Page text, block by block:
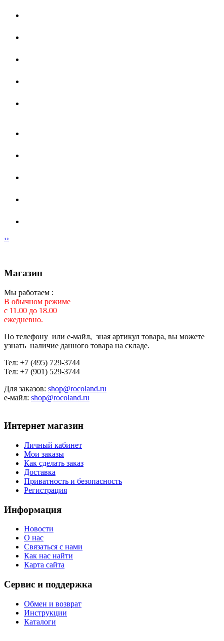
‹›
Магазин
Мы работаем :
В обычном режиме
с 11.00 до 18.00
ежедневно.
По телефону или е-майл, зная артикул товара, вы можете
узнать наличие данного товара на складе.
Тел: +7 (495) 729-3744
Тел: +7 (901) 529-3744
Для заказов: shop@rocoland.ru
е-майл: shop@rocoland.ru
Интернет магазин
Личный кабинет
Мои заказы
Как сделать заказ
Доставка
Приватность и безопасность
Регистрация
Информация
Новости
О нас
Связаться с нами
Как нас найти
Карта сайта
Сервис и поддержка
Обмен и возврат
Инструкции
Каталоги